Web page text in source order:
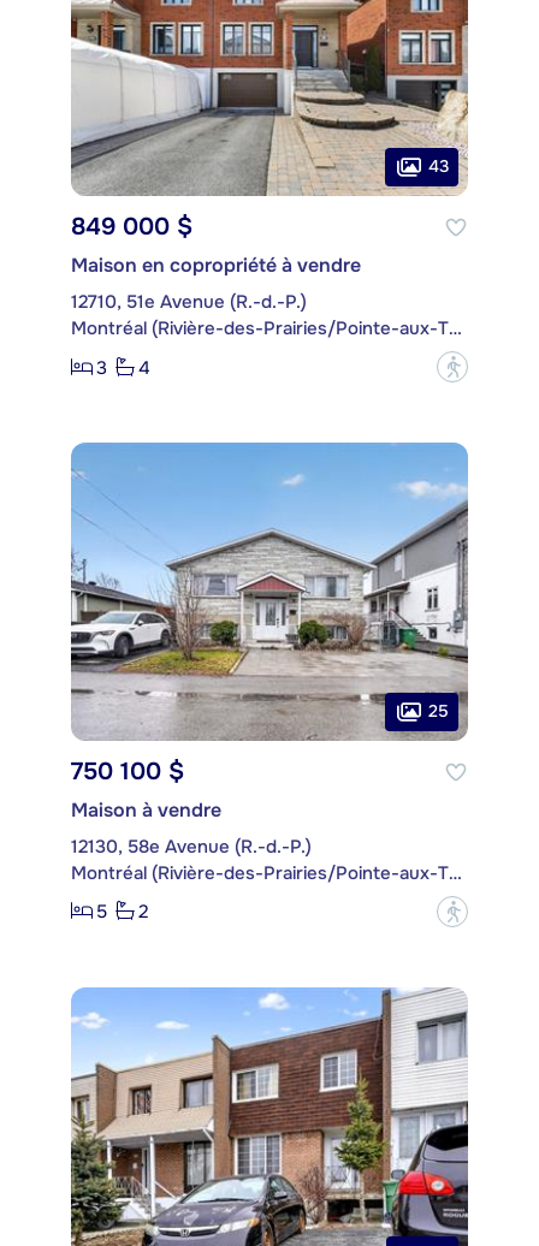
43
849 000 $
Maison en copropriété à vendre
12710, 51e Avenue (R.-d.-P.)
Montréal (Rivière-des-Prairies/Pointe-aux-Trembles)
3
4 ?
25
750 100 $
Maison à vendre
12130, 58e Avenue (R.-d.-P.)
Montréal (Rivière-des-Prairies/Pointe-aux-Trembles)
5
2 ?